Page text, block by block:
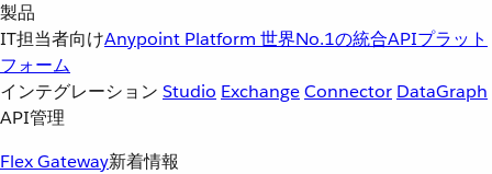
製品
IT担当者向けAnypoint Platform 世界No.1の統合APIプラット
フォーム
インテグレーション Studio ExchangeConnector DataGraph
API管理
Flex Gateway新着情報